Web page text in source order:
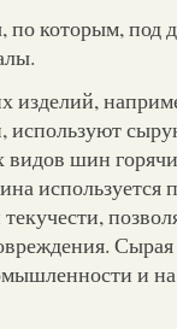
которым, под
изделий,
используют
видов шин
используется
и